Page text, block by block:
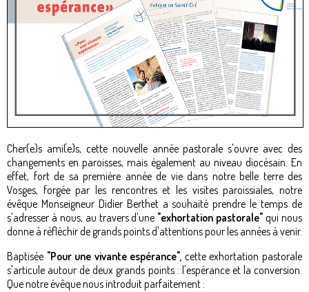
Cher(e)s ami(e)s, cette nouvelle année pastorale s'ouvre avec des
changements en paroisses, mais également au niveau diocésain. En
effet, fort de sa première année de vie dans notre belle terre des
Vosges, forgée par les rencontres et les visites paroissiales, notre
évêque Monseigneur Didier Berthet a souhaité prendre le temps de
s'adresser à nous, au travers d'une "exhortation pastorale" qui nous
donne à réfléchir de grands points d'attentions pour les années à venir.
Baptisée "Pour une vivante espérance", cette exhortation pastorale
s'articule autour de deux grands points : l'espérance et la conversion.
Que notre évêque nous introduit parfaitement :